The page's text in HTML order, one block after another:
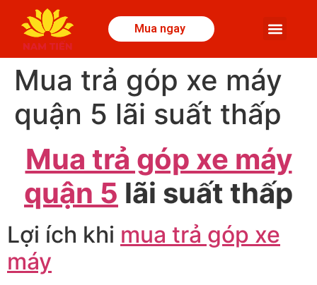
Mua ngay
Mua trả góp xe máy
quận 5 lãi suất thấp
Mua trả góp xe máy
quận 5 lãi suất thấp
Lợi ích khi mua trả góp xe
máy